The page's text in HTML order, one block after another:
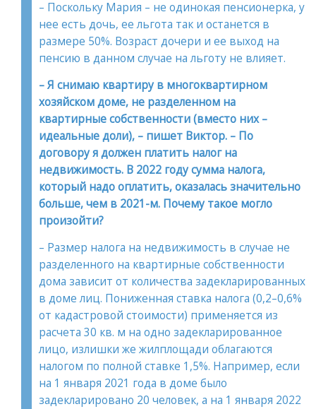
– Поскольку Мария – не одинокая пенсионерка, у
нее есть дочь, ее льгота так и останется в
размере 50%. Возраст дочери и ее выход на
пенсию в данном случае на льготу не влияет.
– Я снимаю квартиру в многоквартирном
хозяйском доме, не разделенном на
квартирные собственности (вместо них –
идеальные доли), – пишет Виктор. – По
договору я должен платить налог на
недвижимость. В 2022 году сумма налога,
который надо оплатить, оказалась значительно
больше, чем в 2021-м. Почему такое могло
произойти?
– Размер налога на недвижимость в случае не
разделенного на квартирные собственности
дома зависит от количества задекларированных
в доме лиц. Пониженная ставка налога (0,2–0,6%
от кадастровой стоимости) применяется из
расчета 30 кв. м на одно задекларированное
лицо, излишки же жилплощади облагаются
налогом по полной ставке 1,5%. Например, если
на 1 января 2021 года в доме было
задекларировано 20 человек, а на 1 января 2022